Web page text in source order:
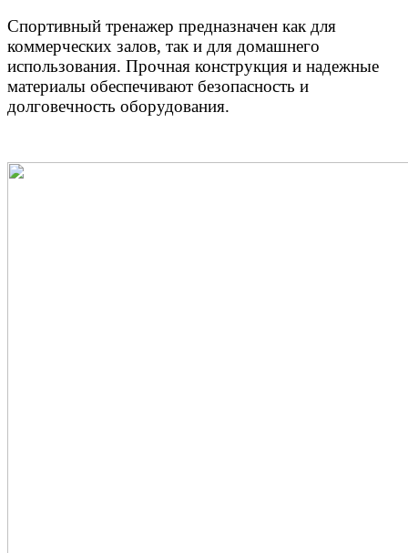
Спортивный тренажер предназначен как для
коммерческих залов, так и для домашнего
использования. Прочная конструкция и надежные
материалы обеспечивают безопасность и
долговечность оборудования.